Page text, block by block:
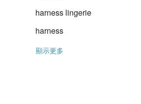
harness lingerie
harness
顯示更多